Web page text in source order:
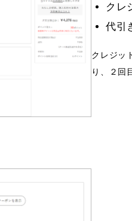
クレ
代引
クレジッ
り、２回